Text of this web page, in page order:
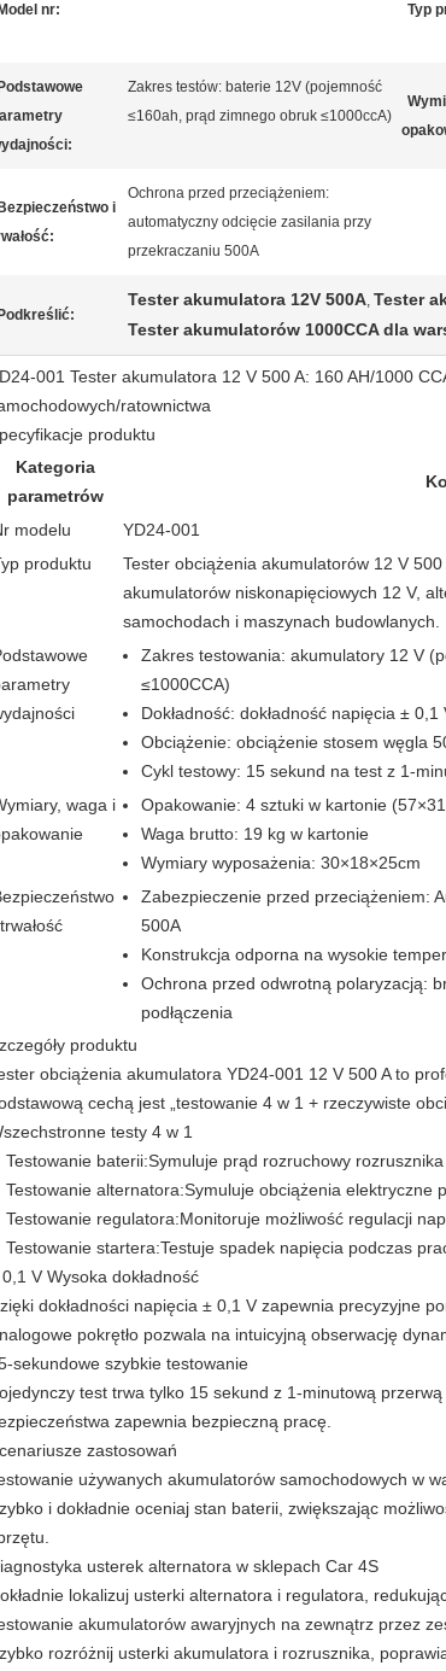
Model nr:
Typ
Podstawowe
Zakres testów: baterie 12V (pojemność
≤160ah, prąd zimnego obruk ≤1000ccA)
Bezpieczeństwo i
Ochrona przed przeciążeniem:
automatyczny odcięcie zasilania przy
przekraczaniu 500A
Podkreślić:
Tester akumulatora 12V 500A, Tester
Tester akumulatorów 1000CCA dla
001 Tester akumulatora 12 V 500 A: 160 AH/1000
ratownictwa
produktu
Kategoria
parametrów
modelu
YD24-001
produktu
Tester obciążenia akumulatorów 12 V
akumulatorów niskonapięciowych 12 V,
samochodach i maszynach budowlanych.
Zakres testowania: akumulatory 12 V
≤1000CCA)
Dokładność: dokładność napięcia ± 0,1
Obciążenie: obciążenie stosem węgla
Cykl testowy: 15 sekund na test z 1-
waga i
Opakowanie: 4 sztuki w kartonie
Waga brutto: 19 kg w kartonie
Wymiary wyposażenia: 30×18×25cm
Zabezpieczenie przed przeciążeniem:
500A
Konstrukcja odporna na wysokie
Ochrona przed odwrotną polaryzacją:
podłączenia
produktu
obciążenia akumulatora YD24-001 12 V 500 A to
cechą jest „testowanie 4 w 1 + rzeczywiste
testy 4 w 1
Testowanie baterii:Symuluje prąd rozruchowy
Testowanie alternatora:Symuluje obciążenia elektryczne
Testowanie regulatora:Monitoruje możliwość regulacji
Testowanie startera:Testuje spadek napięcia podczas
V Wysoka dokładność
dokładności napięcia ± 0,1 V zapewnia precyzyjne
pokrętło pozwala na intuicyjną obserwację
sekundowe szybkie testowanie
test trwa tylko 15 sekund z 1-minutową
zapewnia bezpieczną pracę.
zastosowań
używanych akumulatorów samochodowych w
i dokładnie oceniaj stan baterii, zwiększając
usterek alternatora w sklepach Car 4S
lokalizuj usterki alternatora i regulatora,
akumulatorów awaryjnych na zewnątrz przez
rozróżnij usterki akumulatora i rozrusznika,